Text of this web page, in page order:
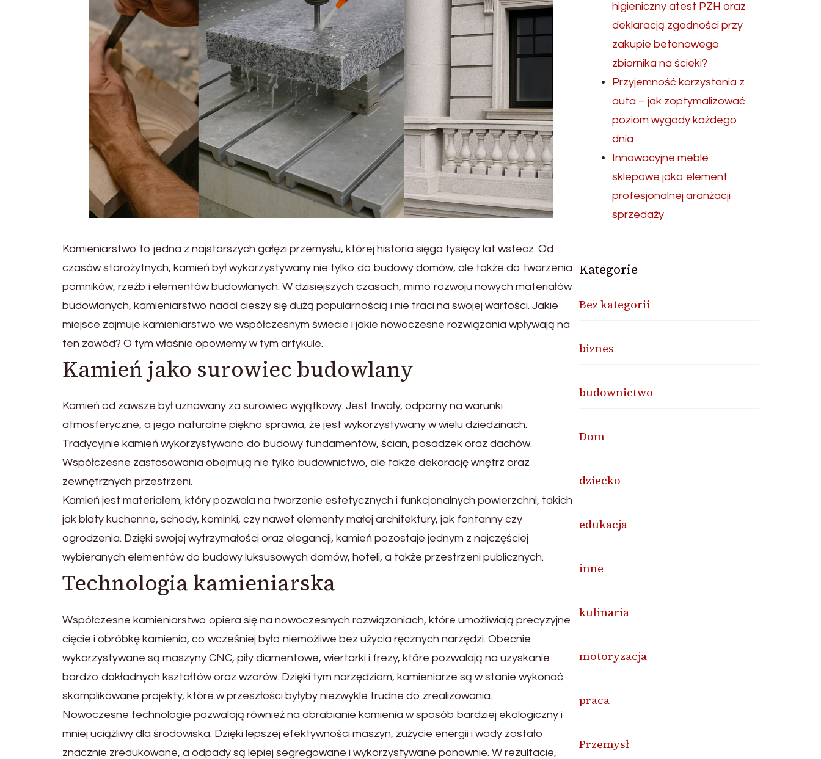
Kamieniarstwo to jedna z najstarszych gałęzi przemysłu, której historia sięga tysięcy lat wstecz. Od
czasów starożytnych, kamień był wykorzystywany nie tylko do budowy domów, ale także do tworzenia
pomników, rzeźb i elementów budowlanych. W dzisiejszych czasach, mimo rozwoju nowych materiałów
budowlanych, kamieniarstwo nadal cieszy się dużą popularnością i nie traci na swojej wartości. Jakie
miejsce zajmuje kamieniarstwo we współczesnym świecie i jakie nowoczesne rozwiązania wpływają na
ten zawód? O tym właśnie opowiemy w tym artykule.
Kamień jako surowiec budowlany
Kamień od zawsze był uznawany za surowiec wyjątkowy. Jest trwały, odporny na warunki
atmosferyczne, a jego naturalne piękno sprawia, że jest wykorzystywany w wielu dziedzinach.
Tradycyjnie kamień wykorzystywano do budowy fundamentów, ścian, posadzek oraz dachów.
Współczesne zastosowania obejmują nie tylko budownictwo, ale także dekorację wnętrz oraz
zewnętrznych przestrzeni.
Kamień jest materiałem, który pozwala na tworzenie estetycznych i funkcjonalnych powierzchni, takich
jak blaty kuchenne, schody, kominki, czy nawet elementy małej architektury, jak fontanny czy
ogrodzenia. Dzięki swojej wytrzymałości oraz elegancji, kamień pozostaje jednym z najczęściej
wybieranych elementów do budowy luksusowych domów, hoteli, a także przestrzeni publicznych.
Technologia kamieniarska
Współczesne kamieniarstwo opiera się na nowoczesnych rozwiązaniach, które umożliwiają precyzyjne
cięcie i obróbkę kamienia, co wcześniej było niemożliwe bez użycia ręcznych narzędzi. Obecnie
wykorzystywane są maszyny CNC, piły diamentowe, wiertarki i frezy, które pozwalają na uzyskanie
bardzo dokładnych kształtów oraz wzorów. Dzięki tym narzędziom, kamieniarze są w stanie wykonać
skomplikowane projekty, które w przeszłości byłyby niezwykle trudne do zrealizowania.
Nowoczesne technologie pozwalają również na obrabianie kamienia w sposób bardziej ekologiczny i
mniej uciążliwy dla środowiska. Dzięki lepszej efektywności maszyn, zużycie energii i wody zostało
znacznie zredukowane, a odpady są lepiej segregowane i wykorzystywane ponownie. W rezultacie,
higieniczny atest PZH oraz
deklaracją zgodności przy
zakupie betonowego
zbiornika na ścieki?
Przyjemność korzystania z
auta – jak zoptymalizować
poziom wygody każdego
dnia
Innowacyjne meble
sklepowe jako element
profesjonalnej aranżacji
sprzedaży
Kategorie
Bez kategorii
biznes
budownictwo
Dom
dziecko
edukacja
inne
kulinaria
motoryzacja
praca
Przemysł